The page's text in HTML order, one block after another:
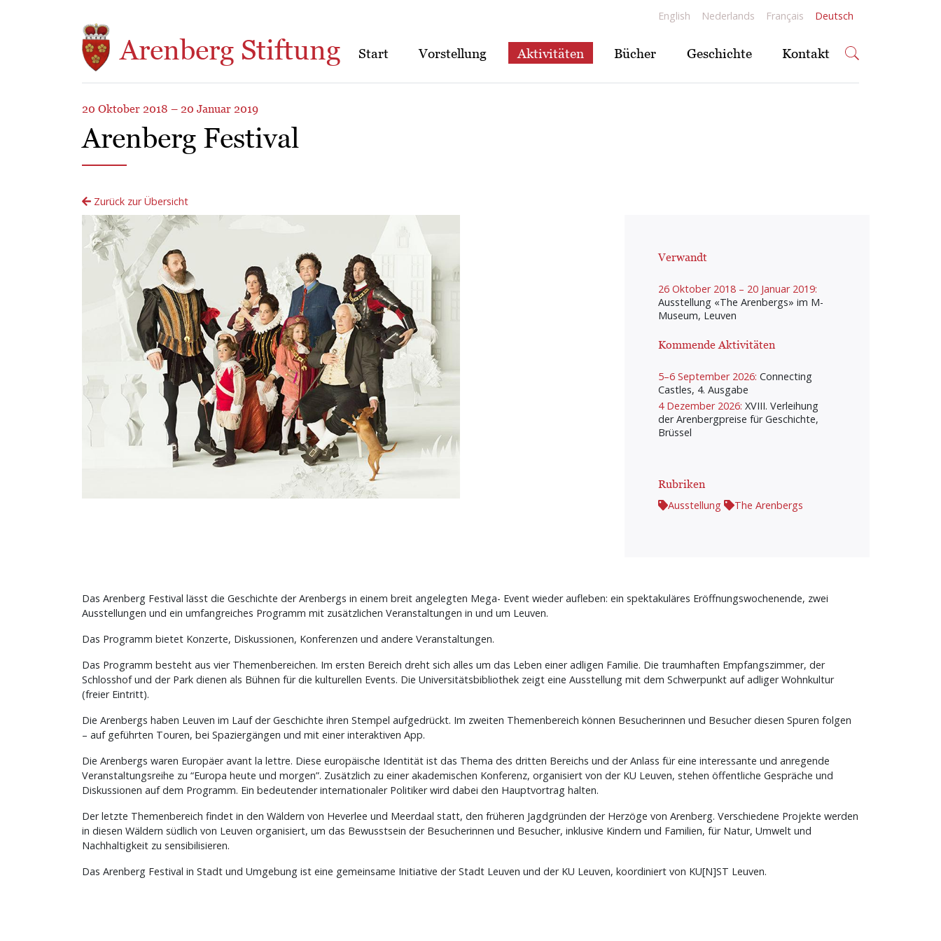
English Nederlands Français Deutsch
Arenberg Stiftung Start Vorstellung Aktivitäten Bücher Geschichte Kontakt
20 Oktober 2018 – 20 Januar 2019
Arenberg Festival
Zurück zur Übersicht
Verwandt
26 Oktober 2018 – 20 Januar 2019:
Ausstellung «The Arenbergs» im M-
Museum, Leuven
Kommende Aktivitäten
5–6 September 2026: Connecting
Castles, 4. Ausgabe
4 Dezember 2026: XVIII. Verleihung
der Arenbergpreise für Geschichte,
Brüssel
Rubriken
Ausstellung The Arenbergs
Das Arenberg Festival lässt die Geschichte der Arenbergs in einem breit angelegten Mega- Event wieder aufleben: ein spektakuläres Eröffnungswochenende, zwei
Ausstellungen und ein umfangreiches Programm mit zusätzlichen Veranstaltungen in und um Leuven.
Das Programm bietet Konzerte, Diskussionen, Konferenzen und andere Veranstaltungen.
Das Programm besteht aus vier Themenbereichen. Im ersten Bereich dreht sich alles um das Leben einer adligen Familie. Die traumhaften Empfangszimmer, der
Schlosshof und der Park dienen als Bühnen für die kulturellen Events. Die Universitätsbibliothek zeigt eine Ausstellung mit dem Schwerpunkt auf adliger Wohnkultur
(freier Eintritt).
Die Arenbergs haben Leuven im Lauf der Geschichte ihren Stempel aufgedrückt. Im zweiten Themenbereich können Besucherinnen und Besucher diesen Spuren folgen
– auf geführten Touren, bei Spaziergängen und mit einer interaktiven App.
Die Arenbergs waren Europäer avant la lettre. Diese europäische Identität ist das Thema des dritten Bereichs und der Anlass für eine interessante und anregende
Veranstaltungsreihe zu “Europa heute und morgen”. Zusätzlich zu einer akademischen Konferenz, organisiert von der KU Leuven, stehen öffentliche Gespräche und
Diskussionen auf dem Programm. Ein bedeutender internationaler Politiker wird dabei den Hauptvortrag halten.
Der letzte Themenbereich findet in den Wäldern von Heverlee und Meerdaal statt, den früheren Jagdgründen der Herzöge von Arenberg. Verschiedene Projekte werden
in diesen Wäldern südlich von Leuven organisiert, um das Bewusstsein der Besucherinnen und Besucher, inklusive Kindern und Familien, für Natur, Umwelt und
Nachhaltigkeit zu sensibilisieren.
Das Arenberg Festival in Stadt und Umgebung ist eine gemeinsame Initiative der Stadt Leuven und der KU Leuven, koordiniert von KU[N]ST Leuven.